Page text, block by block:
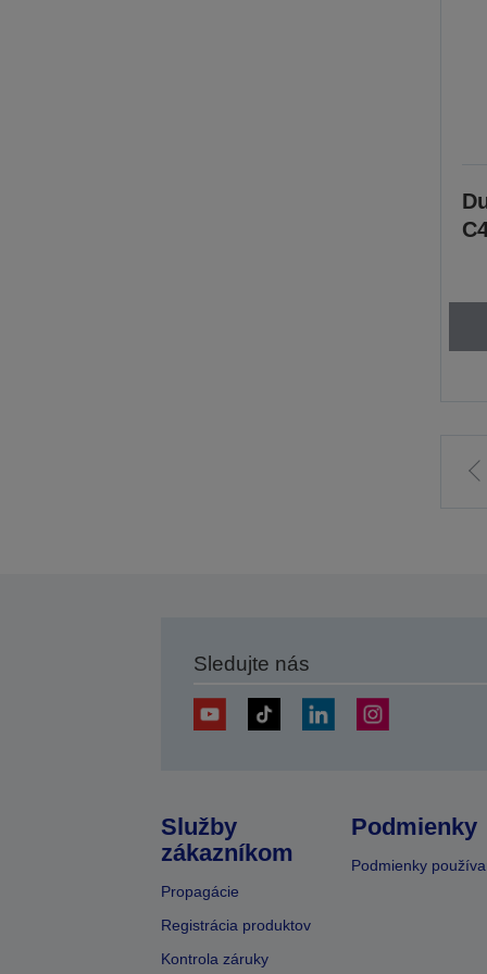
Sledujte nás
Služby
zákazníkom
Propagácie
Registrácia produktov
Kontrola záruky
Podmienky
Podmienky